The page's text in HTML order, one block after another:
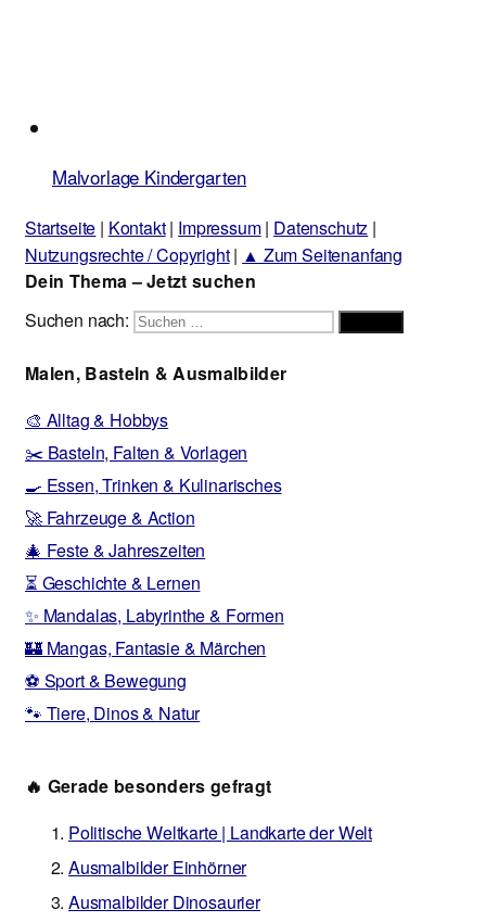
Malvorlage Kindergarten
Startseite | Kontakt| Impressum| Datenschutz |
Nutzungsrechte / Copyright| ▲ Zum Seitenanfang
Dein Thema – Jetzt suchen
Suchen nach:
Malen, Basteln & Ausmalbilder
🎨 Alltag & Hobbys
✂️ Basteln, Falten & Vorlagen
🍳 Essen, Trinken & Kulinarisches
🚀 Fahrzeuge & Action
🎄 Feste & Jahreszeiten
⏳ Geschichte & Lernen
✨ Mandalas, Labyrinthe & Formen
🏰 Mangas, Fantasie & Märchen
⚽ Sport & Bewegung
🐾 Tiere, Dinos & Natur
🔥 Gerade besonders gefragt
Politische Weltkarte | Landkarte der Welt
Ausmalbilder Einhörner
Ausmalbilder Dinosaurier